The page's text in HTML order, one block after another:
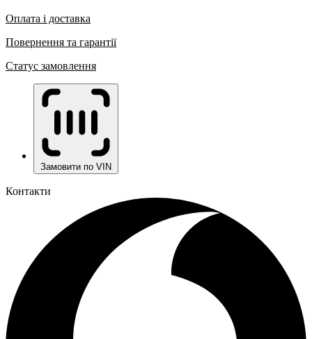
Оплата і доставка
Повернення та гарантії
Статус замовлення
Замовити по VIN
Контакти